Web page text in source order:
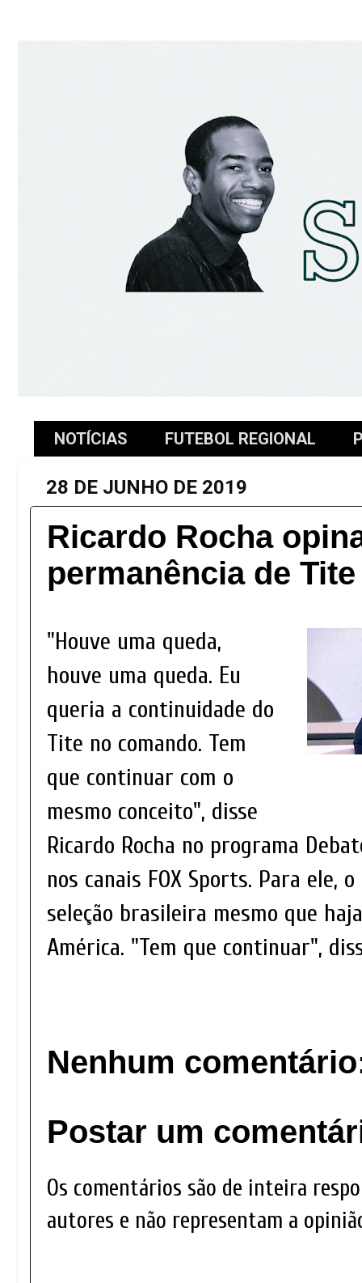
NOTÍCIAS FUTEBOL REGIONAL
28 DE JUNHO DE 2019
Ricardo Rocha
permanência de Tite
"Houve uma queda,
houve uma queda. Eu
queria a continuidade do
Tite no comando. Tem
que continuar com o
mesmo conceito", disse
Ricardo Rocha no programa
nos canais FOX Sports. Para ele,
seleção brasileira mesmo que
América. "Tem que continuar",
Nenhum
Postar um
Os comentários são de inteira
autores e não representam a